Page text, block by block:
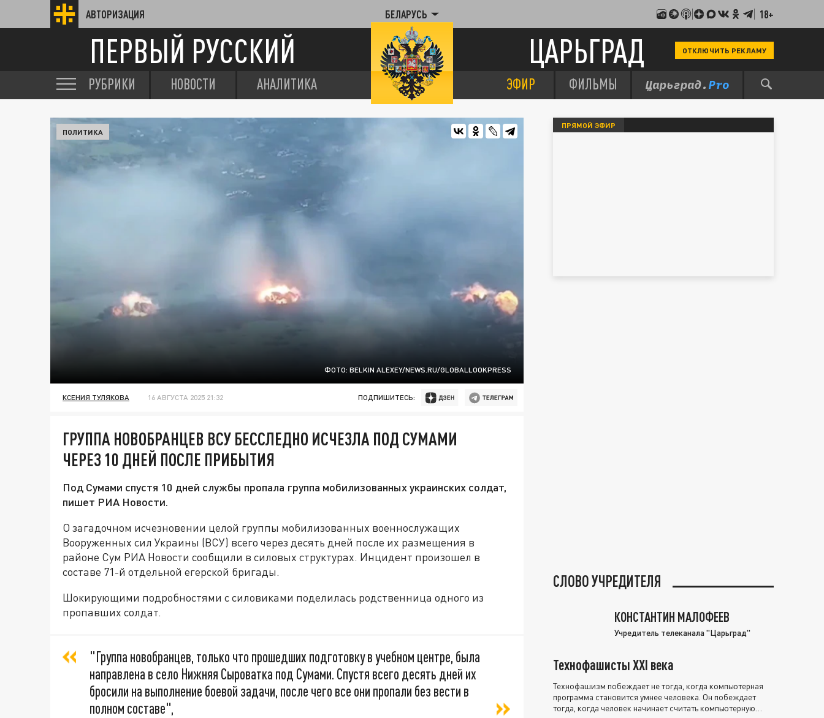
АВТОРИЗАЦИЯ БЕЛАРУСЬ 18+
ПЕРВЫЙ РУССКИЙ ЦАРЬГРАД ОТКЛЮЧИТЬ РЕКЛАМУ
РУБРИКИ НОВОСТИ АНАЛИТИКА ЭФИР ФИЛЬМЫ
ФОТО: BELKIN ALEXEY/NEWS.RU/GLOBALLOOKPRESS
ПОЛИТИКА
КСЕНИЯ ТУЛЯКОВА 16 АВГУСТА 2025 21:32 ПОДПИШИТЕСЬ:
ГРУППА НОВОБРАНЦЕВ ВСУ БЕССЛЕДНО ИСЧЕЗЛА ПОД СУМАМИ
ЧЕРЕЗ 10 ДНЕЙ ПОСЛЕ ПРИБЫТИЯ
Под Сумами спустя 10 дней службы пропала группа мобилизованных украинских солдат,
пишет РИА Новости.
О загадочном исчезновении целой группы мобилизованных военнослужащих
Вооруженных сил Украины (ВСУ) всего через десять дней после их размещения в
районе Сум РИА Новости сообщили в силовых структурах. Инцидент произошел в
составе 71-й отдельной егерской бригады.
Шокирующими подробностями с силовиками поделилась родственница одного из
пропавших солдат.
"Группа новобранцев, только что прошедших подготовку в учебном центре, была
направлена в село Нижняя Сыроватка под Сумами. Спустя всего десять дней их
бросили на выполнение боевой задачи, после чего все они пропали без вести в
полном составе",
ПРЯМОЙ ЭФИР
СЛОВО УЧРЕДИТЕЛЯ
КОНСТАНТИН МАЛОФЕЕВ
Учредитель телеканала "Царьград"
Технофашисты XXI века
Технофашизм побеждает не тогда, когда компьютерная
программа становится умнее человека. Он побеждает
тогда, когда человек начинает считать компьютерную